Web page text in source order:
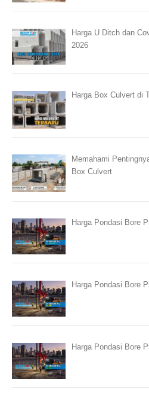
Harga U Ditch dan
2026
Harga Box Culvert di
Memahami
Box Culvert
Harga Pondasi Bore
Harga Pondasi Bore
Harga Pondasi Bore